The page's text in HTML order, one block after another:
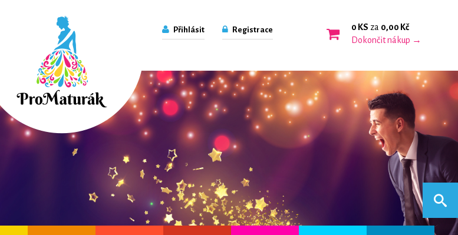
Přihlásit Registrace 0 KS za 0,00 Kč
Dokončit nákup →